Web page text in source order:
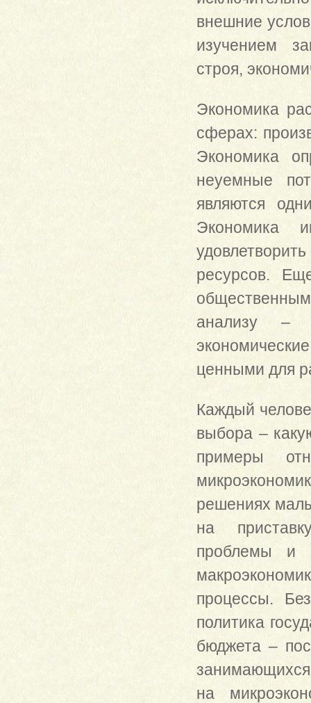
внешние
изучением
строя,
Экономика
сферах:
Экономика
неуемные
являются
Экономика
ресурсов.
анализу –
ценными для
Каждый
выбора –
примеры
решениях
на
проблемы и
процессы.
политика
бюджета –
на